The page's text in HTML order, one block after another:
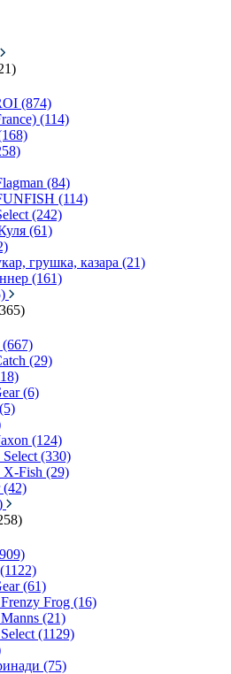
(874)
(114)
(84)
(114)
(242)
(61)
грушка, казара (21)
(161)
(29)
(6)
(124)
(330)
Fish (29)
(42)
(61)
Frog (16)
(21)
(1129)
(75)